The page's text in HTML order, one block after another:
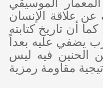
الموسيقي
علاقة الإنسان
أن تاريخ كتابته
عليه بعداً
الحنين فيه ليس
مقاومة رمزية